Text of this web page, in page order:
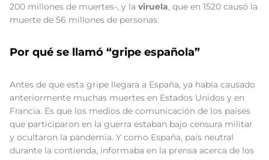
200 millones de muertes-, y la viruela, que en 1520 causó la
muerte de 56 millones de personas.
Por qué se llamó “gripe española”
Antes de que esta gripe llegara a España, ya había causado
anteriormente muchas muertes en Estados Unidos y en
Francia. Es que los medios de comunicación de los países
que participaron en la guerra estaban bajo censura militar
y ocultaron la pandemia. Y como España, país neutral
durante la contienda, informaba en la prensa acerca de los